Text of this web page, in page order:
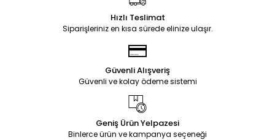
Hızlı Teslimat
Siparişleriniz en kısa sürede elinize ulaşır.
Güvenli Alışveriş
Güvenli ve kolay ödeme sistemi
Geniş Ürün Yelpazesi
Binlerce ürün ve kampanya seçeneği